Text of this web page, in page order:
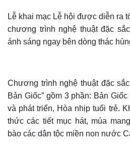
Lễ khai mạc Lễ hội được diễn ra
chương trình nghệ thuật đặc
ánh sáng ngay bên dòng thác
Chương trình nghệ thuật đặc
Bản Giốc” gồm 3 phần: Bản
và phát triển, Hòa nhịp tuổi trẻ.
thức các tiết mục hát, múa
bào các dân tộc miền non nước